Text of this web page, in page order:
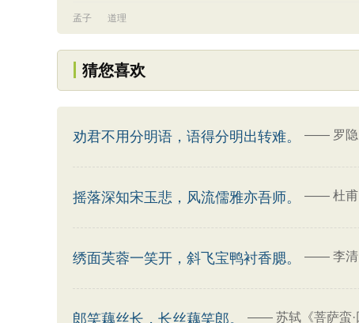
孟子 道理
猜您喜欢
劝君不用分明语，语得分明出转难。 —— 罗隐
摇落深知宋玉悲，风流儒雅亦吾师。 —— 杜
绣面芙蓉一笑开，斜飞宝鸭衬香腮。 —— 李清
郎笑藕丝长，长丝藕笑郎。 —— 苏轼《菩萨蛮·